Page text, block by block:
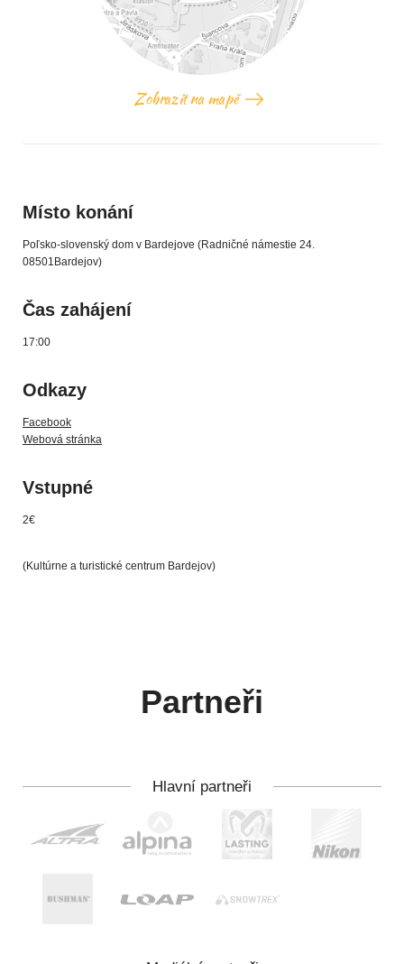
Zobrazit na mapě
Místo konání
Poľsko-slovenský dom v Bardejove (Radničné námestie 24.
08501Bardejov)
Čas zahájení
17:00
Odkazy
Facebook
Webová stránka
Vstupné
2€
(Kultúrne a turistické centrum Bardejov)
Partneři